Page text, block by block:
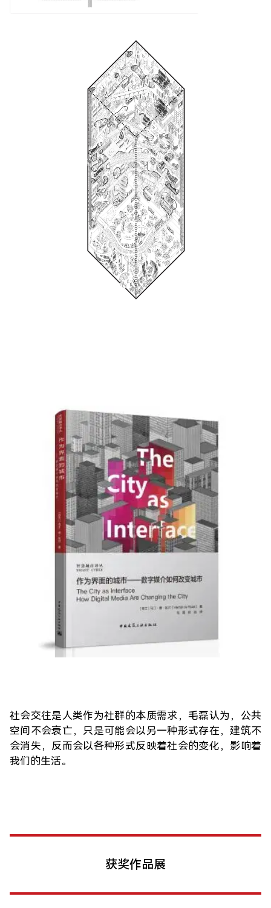
社会交往是人类作为社群的本质需求，毛磊认为，公共
空间不会衰亡，只是可能会以另一种形式存在，建筑不
会消失，反而会以各种形式反映着社会的变化，影响着
我们的生活。
获奖作品展